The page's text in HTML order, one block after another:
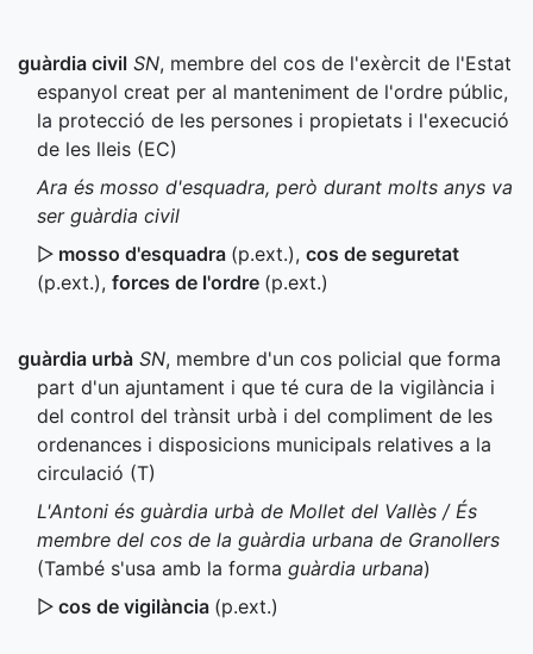
guàrdia civil SN, membre del cos de l'exèrcit de l'Estat
espanyol creat per al manteniment de l'ordre públic,
la protecció de les persones i propietats i l'execució
de les lleis (EC)
Ara és mosso d'esquadra, però durant molts anys va
ser guàrdia civil
▷ mosso d'esquadra (p.ext.), cos de seguretat
(p.ext.), forces de l'ordre (p.ext.)
guàrdia urbà SN, membre d'un cos policial que forma
part d'un ajuntament i que té cura de la vigilància i
del control del trànsit urbà i del compliment de les
ordenances i disposicions municipals relatives a la
circulació (T)
L'Antoni és guàrdia urbà de Mollet del Vallès / És
membre del cos de la guàrdia urbana de Granollers
(També s'usa amb la forma guàrdia urbana)
▷ cos de vigilància (p.ext.)